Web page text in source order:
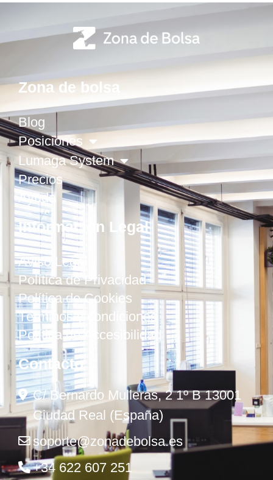
Zona de bolsa
Blog
Posiciones
Lumaga System
Precios
Ayuda
Información Legal
Aviso Legal
Política de Privacidad
Política de Cookies
Términos y condiciones
Política de Accesibilidad
Contacto
C/ Bernardo Mulleras, 2 1º B 13001
Ciudad Real (España)
soporte@zonadebolsa.es
+34 622 607 251